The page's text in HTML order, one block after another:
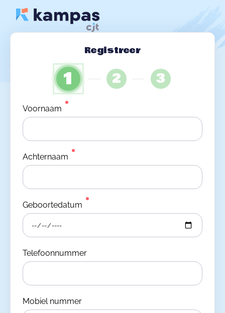
Registreer
1 2 3
Voornaam
Achternaam
Geboortedatum
Telefoonnummer
Mobiel nummer